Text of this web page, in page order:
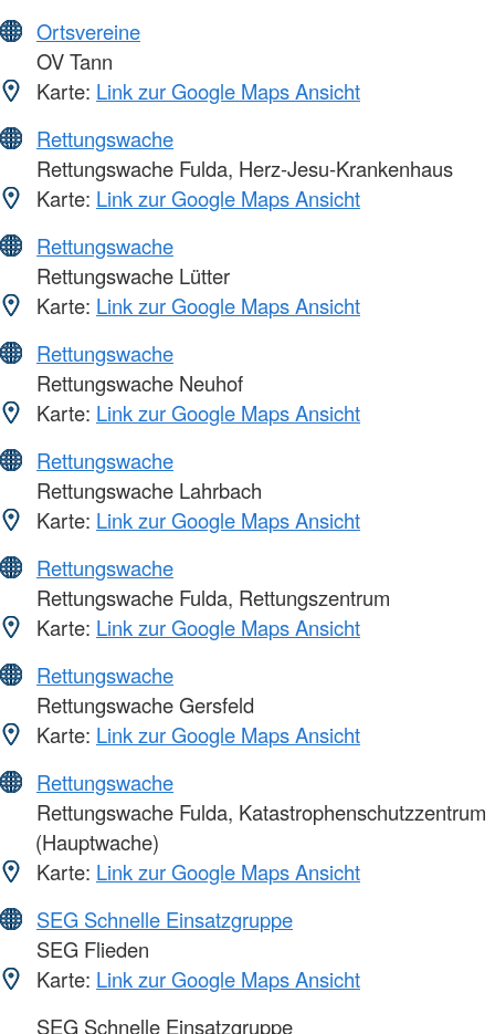
Ortsvereine
OV Tann
Karte: Link zur Google Maps Ansicht
Rettungswache
Rettungswache Fulda, Herz-Jesu-Krankenhaus
Karte: Link zur Google Maps Ansicht
Rettungswache
Rettungswache Lütter
Karte: Link zur Google Maps Ansicht
Rettungswache
Rettungswache Neuhof
Karte: Link zur Google Maps Ansicht
Rettungswache
Rettungswache Lahrbach
Karte: Link zur Google Maps Ansicht
Rettungswache
Rettungswache Fulda, Rettungszentrum
Karte: Link zur Google Maps Ansicht
Rettungswache
Rettungswache Gersfeld
Karte: Link zur Google Maps Ansicht
Rettungswache
Rettungswache Fulda, Katastrophenschutzzentrum
(Hauptwache)
Karte: Link zur Google Maps Ansicht
SEG Schnelle Einsatzgruppe
SEG Flieden
Karte: Link zur Google Maps Ansicht
SEG Schnelle Einsatzgruppe